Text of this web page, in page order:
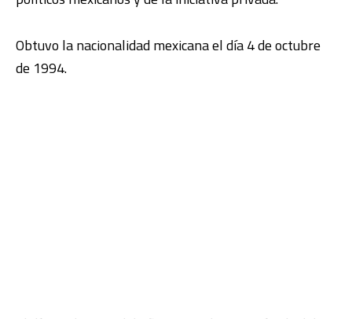
Obtuvo la nacionalidad mexicana el día 4 de octubre
de 1994.